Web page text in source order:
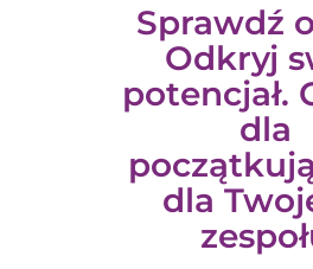
Sprawdź
Odkryj
potencjał.
dla
dla